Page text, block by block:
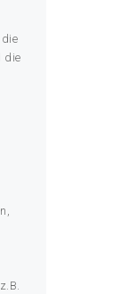
die